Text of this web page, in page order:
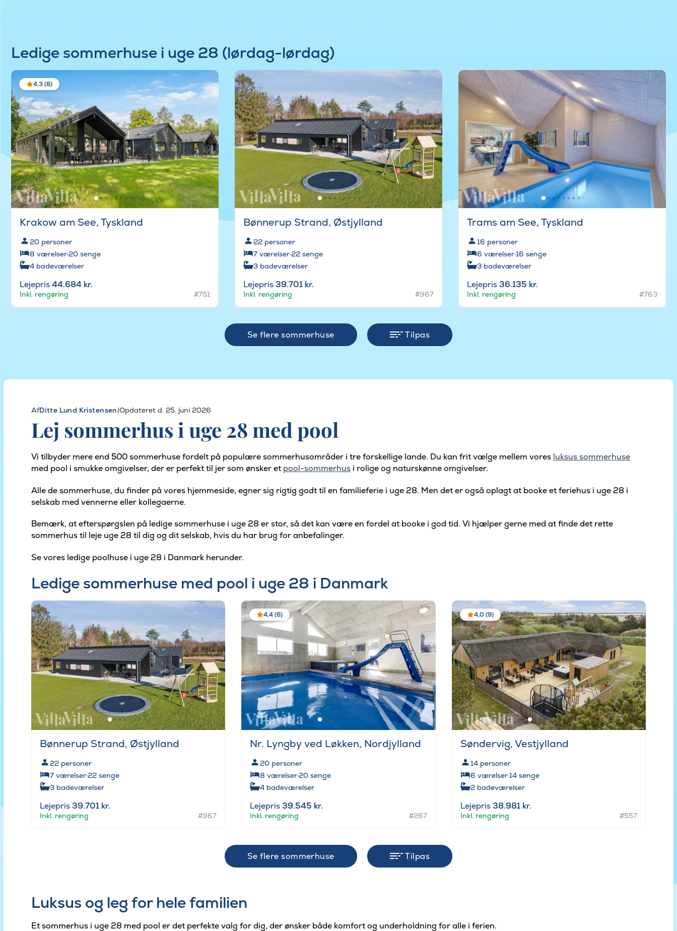
Ledige sommerhuse i uge 28 (lørdag-lørdag)
4,3 (8)
Krakow am See, Tyskland
20 personer
8 værelser·20 senge
4 badeværelser
Lejepris44.684 kr.
Inkl. rengøring #751
Bønnerup Strand, Østjylland
22 personer
7 værelser·22 senge
3 badeværelser
Lejepris 39.701 kr.
Inkl. rengøring #967
Trams am See, Tyskland
16 personer
6 værelser·16 senge
3 badeværelser
Lejepris 36.135 kr.
Inkl. rengøring #763
Se flere sommerhuse Tilpas
AfDitte Lund Kristensen|Opdateret d. 25. juni 2026
Lej sommerhus i uge 28 med pool
Vi tilbyder mere end 500 sommerhuse fordelt på populære sommerhusområder i tre forskellige lande. Du kan frit vælge mellem vores luksus sommerhuse
med pool i smukke omgivelser, der er perfekt til jer som ønsker et pool-sommerhus i rolige og naturskønne omgivelser.
Alle de sommerhuse, du finder på vores hjemmeside, egner sig rigtig godt til en familieferie i uge 28. Men det er også oplagt at booke et feriehus i uge 28 i
selskab med vennerne eller kollegaerne.
Bemærk, at efterspørgslen på ledige sommerhuse i uge 28 er stor, så det kan være en fordel at booke i god tid. Vi hjælper gerne med at finde det rette
sommerhus til leje uge 28 til dig og dit selskab, hvis du har brug for anbefalinger.
Se vores ledige poolhuse i uge 28 i Danmark herunder.
Ledige sommerhuse med pool i uge 28 i Danmark
Bønnerup Strand, Østjylland
22 personer
7 værelser·22 senge
3 badeværelser
Lejepris 39.701 kr.
Inkl. rengøring #967
4,4 (6)
Nr. Lyngby ved Løkken, Nordjylland
20 personer
8 værelser·20 senge
4 badeværelser
Lejepris 39.545 kr.
Inkl. rengøring #267
4,0 (9)
Søndervig, Vestjylland
14 personer
6 værelser·14 senge
2 badeværelser
Lejepris 38.981 kr.
Inkl. rengøring #557
Se flere sommerhuse Tilpas
Luksus og leg for hele familien
Et sommerhus i uge 28 med pool er det perfekte valg for dig, der ønsker både komfort og underholdning for alle i ferien.